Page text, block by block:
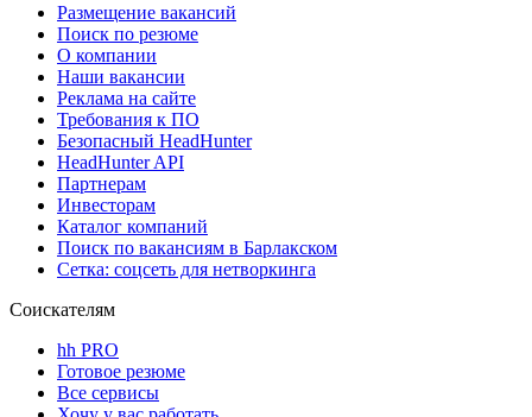
Размещение вакансий
Поиск по резюме
О компании
Наши вакансии
Реклама на сайте
Требования к ПО
Безопасный HeadHunter
HeadHunter API
Партнерам
Инвесторам
Каталог компаний
Поиск по вакансиям в Барлакском
Сетка: соцсеть для нетворкинга
Соискателям
hh PRO
Готовое резюме
Все сервисы